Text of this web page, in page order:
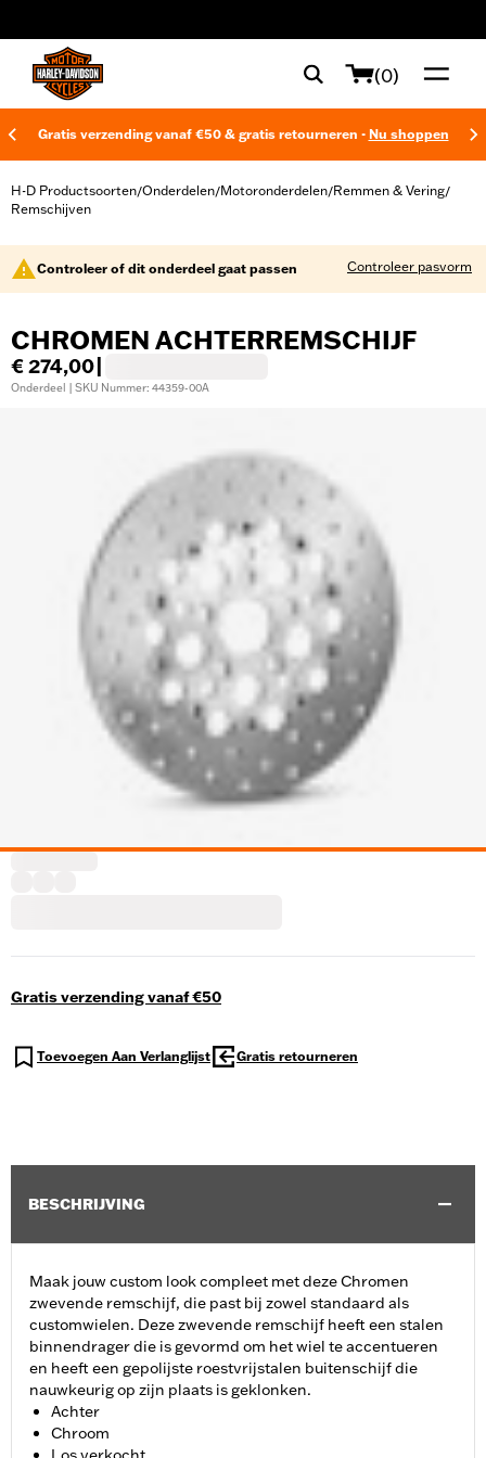
(0)
Gratis verzending vanaf €50 & gratis retourneren - Nu shoppen
H-D Productsoorten/Onderdelen/Motoronderdelen/Remmen & Vering/
Remschijven
Controleer of dit onderdeel gaat passen Controleer pasvorm
CHROMEN ACHTERREMSCHIJF
€ 274,00
Onderdeel | SKU Nummer: 44359-00A
Gratis verzending vanaf €50
Toevoegen Aan Verlanglijst Gratis retourneren
BESCHRIJVING
Maak jouw custom look compleet met deze Chromen
zwevende remschijf, die past bij zowel standaard als
customwielen. Deze zwevende remschijf heeft een stalen
binnendrager die is gevormd om het wiel te accentueren
en heeft een gepolijste roestvrijstalen buitenschijf die
nauwkeurig op zijn plaats is geklonken.
Achter
Chroom